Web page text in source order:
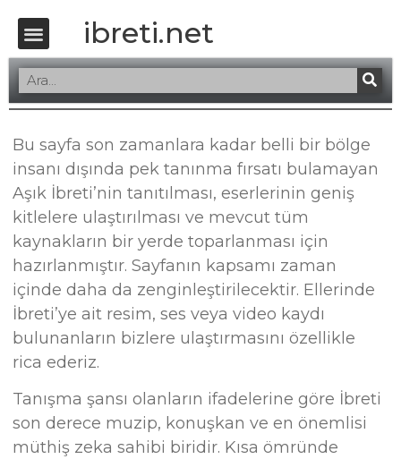
ibreti.net
Bu sayfa son zamanlara kadar belli bir bölge
insanı dışında pek tanınma fırsatı bulamayan
Aşık İbreti’nin tanıtılması, eserlerinin geniş
kitlelere ulaştırılması ve mevcut tüm
kaynakların bir yerde toparlanması için
hazırlanmıştır. Sayfanın kapsamı zaman
içinde daha da zenginleştirilecektir. Ellerinde
İbreti’ye ait resim, ses veya video kaydı
bulunanların bizlere ulaştırmasını özellikle
rica ederiz.
Tanışma şansı olanların ifadelerine göre İbreti
son derece muzip, konuşkan ve en önemlisi
müthiş zeka sahibi biridir. Kısa ömründe